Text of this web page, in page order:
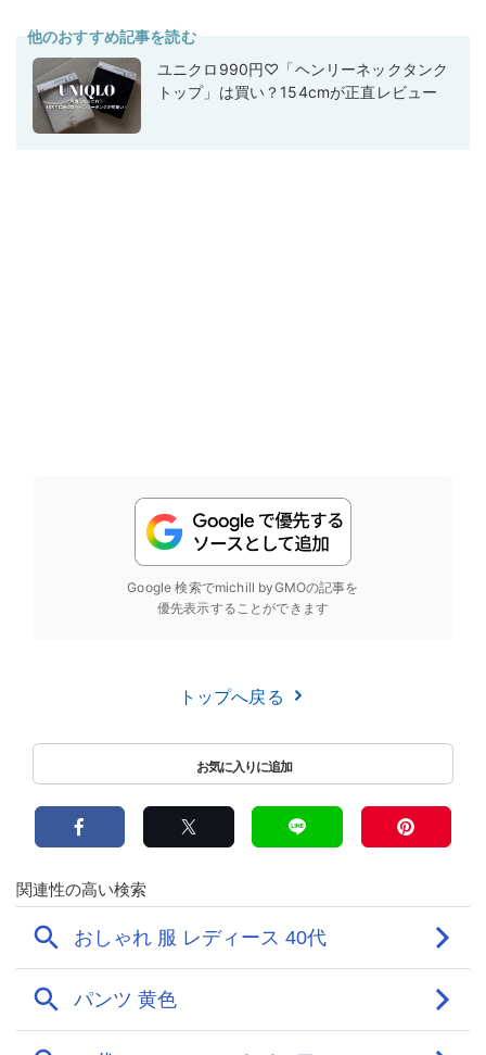
他のおすすめ記事を読む
ユニクロ990円♡「ヘンリーネックタンク
トップ」は買い？154cmが正直レビュー
Google 検索でmichill byGMOの記事を
優先表示することができます
トップへ戻る